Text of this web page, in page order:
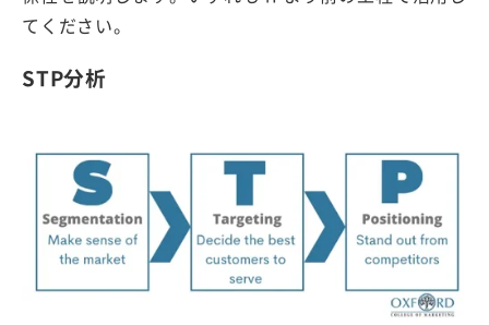
てください。
STP分析